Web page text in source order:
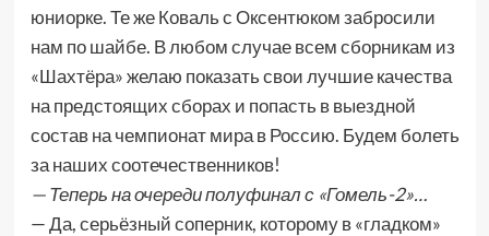
юниорке. Те же Коваль с Оксентюком забросили
нам по шайбе. В любом случае всем сборникам из
«Шахтёра» желаю показать свои лучшие качества
на предстоящих сборах и попасть в выездной
состав на чемпионат мира в Россию. Будем болеть
за наших соотечественников!
— Теперь на очереди полуфинал с «Гомель-2»…
— Да, серьёзный соперник, которому в «гладком»